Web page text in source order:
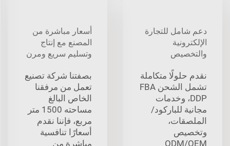
دعم شامل للتجارة
الإلكترونية
والتخصيص
نقدم حلولًا متكاملة
تشمل الشحن FBA
DDP، وخدمات
مجانية للباركود/
الملصقات،
وتخصيص
ODM/OEM
أسعار مباشرة من
المصنع مع إنتاج
وتسليم سريع ومرن
بصفتنا شركة تصنيع
تعمل من مرفقنا
الخاص البالغ
مساحته 1500 متر
مربع، فإننا نقدم
أسعارًا تنافسية
مباشرة من